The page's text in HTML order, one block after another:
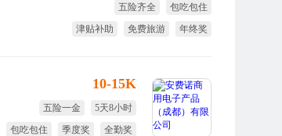
五险齐全
包吃包住
津贴补助
免费旅游
年终奖
10-15K
五险一金
5天8小时
包吃包住
季度奖
全勤奖